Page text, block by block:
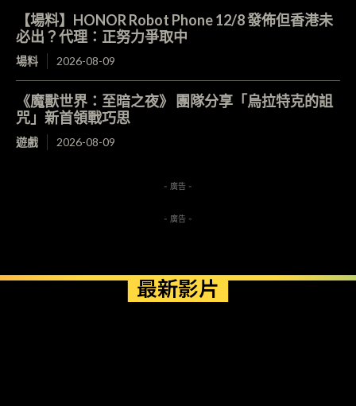
【場料】HONOR Robot Phone 12/8 發佈但香港未
必出？代理：正努力爭取中
場料 2026-08-09
《魔獸世界：至暗之夜》 團隊分享「烏拉特克的詛
咒」新首領戰巧思
遊戲 2026-08-09
- 廣告 -
- 廣告 -
最新影片